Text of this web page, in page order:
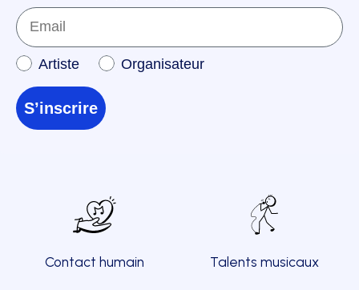
Email
Inscription à la newsletter
Artiste Organisateur
S’inscrire
Contact humain Talents musicaux